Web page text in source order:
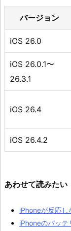
バージョン
iOS 26.0
iOS 26.0.1〜
26.3.1
iOS 26.4
iOS 26.4.2
あわせて読みたい
iPhoneが反応
iPhoneのバッ